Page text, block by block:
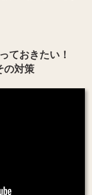
ておきたい！
の対策